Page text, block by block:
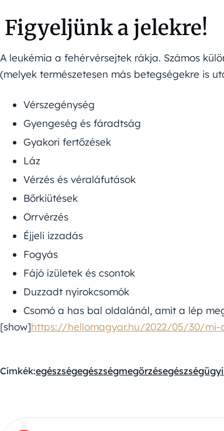
Figyeljünk a jelekre!
A leukémia a fehérvérsejtek rákja. Számos
(melyek természetesen más betegségekre is
Vérszegénység
Gyengeség és fáradtság
Gyakori fertőzések
Láz
Vérzés és véraláfutások
Bőrkiütések
Orrvérzés
Éjjeli izzadás
Fogyás
Fájó ízületek és csontok
Duzzadt nyirokcsomók
Csomó a has bal oldalánál, amit a lép
[show]https://hellomagyar.hu/2022/05/30/mi-
Címkék:egészségegészségmegőrzés